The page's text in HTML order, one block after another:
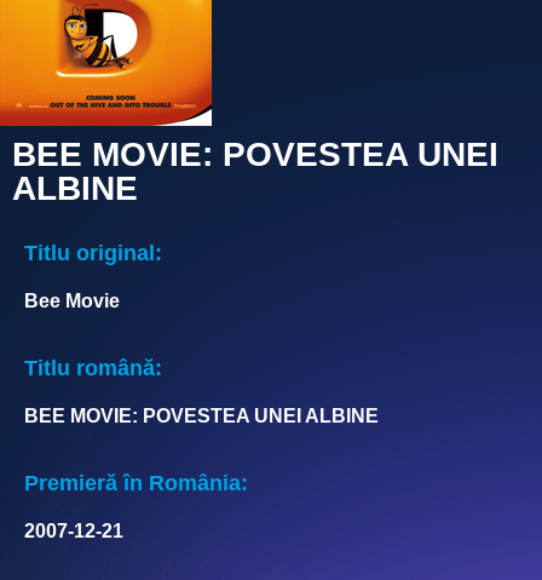
BEE MOVIE: POVESTEA UNEI
ALBINE
Titlu original:
Bee Movie
Titlu română:
BEE MOVIE: POVESTEA UNEI ALBINE
Premieră în România:
2007-12-21